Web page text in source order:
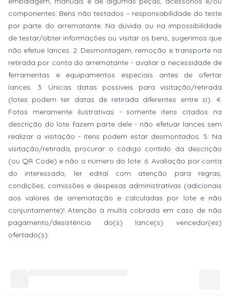
componentes. Bens não testados – responsabilidade do teste
por parte do arrematante. Na dúvida ou na impossibilidade
de testar/obter informações ou visitar os bens, sugerimos que
não efetue lances. 2: Desmontagem, remoção e transporte na
retirada por conta do arrematante - avaliar a necessidade de
ferramentas e equipamentos especiais antes de ofertar
lances. 3: Únicas datas possíveis para visitação/retirada
(lotes podem ter datas de retirada diferentes entre si). 4:
Fotos meramente ilustrativas - somente itens citados na
descrição do lote fazem parte dele - não efetuar lances sem
realizar a visitação - itens podem estar desmontados. 5: Na
visitação/retirada, procurar o código contido da descrição
(ou QR Code) e não o número do lote. 6: Avaliação por conta
do interessado, ler edital com atenção para regras,
condições, comissões e despesas administrativas (adicionais
aos valores de arrematação e calculadas por lote e não
conjuntamente)! Atenção à multa cobrada em caso de não
pagamento/desistência do(s) lance(s) vencedor(es)
ofertado(s).